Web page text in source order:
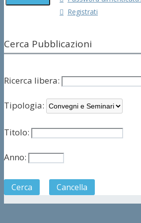
Registrati
Cerca Pubblicazioni
Ricerca libera:
Tipologia:
Titolo:
Anno:
Cerca Cancella